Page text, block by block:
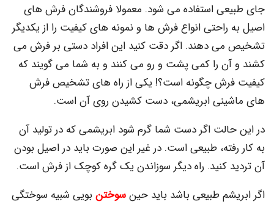
جای طبیعی استفاده می شود. معمولا فروشندگان فرش های
اصیل به راحتی انواع فرش ها و نمونه های کیفیت را از یکدیگر
تشخیص می دهند. اگر دقت کنید این افراد دستی بر فرش می
کشند و آن را کمی پشت و رو می کنند و به شما می گویند که
کیفیت فرش چگونه است؟! یکی از راه­ های تشخیص فرش
های ماشینی ابریشمی، دست کشیدن روی آن است.
در این حالت اگر دست شما گرم شود ابریشمی که در تولید آن
به کار رفته، طبیعی است. در غیر این صورت باید در اصیل بودن
آن تردید کنید. راه دیگر سوزاندن یک گره کوچک از فرش است.
اگر ابریشم طبیعی باشد باید حینسوختن بویی شبیه سوختگی